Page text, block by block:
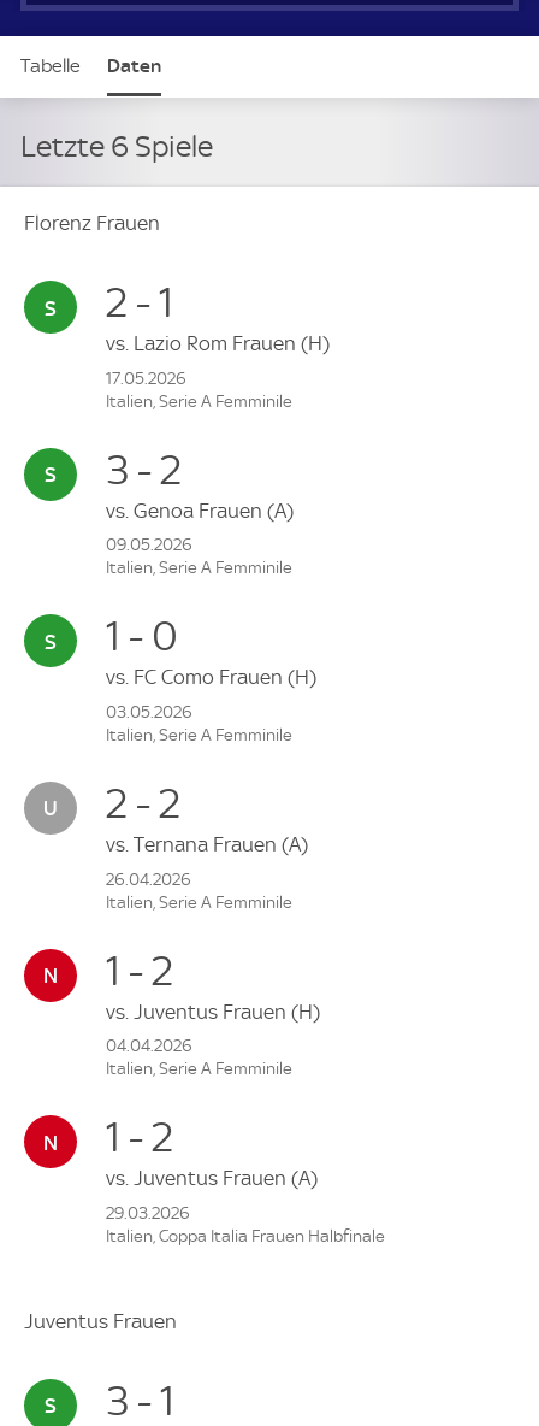
Tabelle Daten
Letzte 6 Spiele
Florenz Frauen
2 - 1
vs. Lazio Rom Frauen (H)
17.05.2026
Italien, Serie A Femminile
3 - 2
vs. Genoa Frauen (A)
09.05.2026
Italien, Serie A Femminile
1 - 0
vs. FC Como Frauen (H)
03.05.2026
Italien, Serie A Femminile
2 - 2
vs. Ternana Frauen (A)
26.04.2026
Italien, Serie A Femminile
1 - 2
vs. Juventus Frauen (H)
04.04.2026
Italien, Serie A Femminile
1 - 2
vs. Juventus Frauen (A)
29.03.2026
Italien, Coppa Italia Frauen Halbfinale
Juventus Frauen
3 - 1